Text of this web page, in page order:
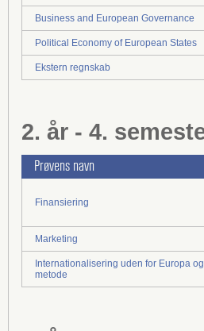
Business and European Governance
Political Economy of European States
Ekstern regnskab
2. år - 4.
Prøvens navn
Finansiering
Marketing
Internationalisering uden for Europa
metode